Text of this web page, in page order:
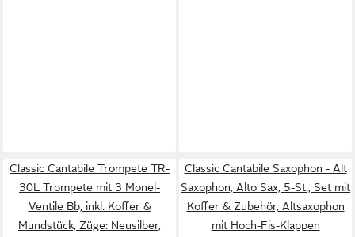
Classic Cantabile Trompete TR-
30L Trompete mit 3 Monel-
Ventile Bb, inkl. Koffer &
Mundstück, Züge: Neusilber,
Classic Cantabile Saxophon - Alt
Saxophon, Alto Sax, 5-St., Set mit
Koffer & Zubehör, Altsaxophon
mit Hoch-Fis-Klappen